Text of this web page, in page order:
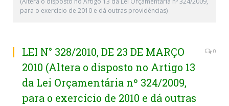
para o exercício de 2010 e dá outras providências)
LEI N° 328/2010, DE 23 DE MARÇO
2010 (Altera o disposto no Artigo 13
da Lei Orçamentária nº 324/2009,
para o exercício de 2010 e dá outras
0